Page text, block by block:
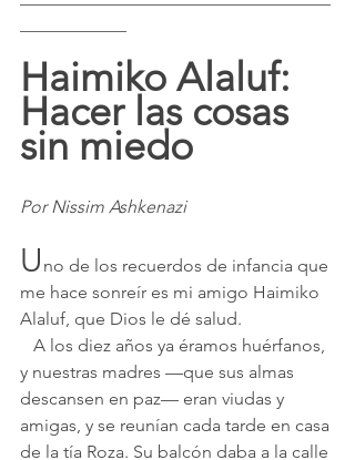
Haimiko Alaluf:
Hacer las cosas
sin miedo
Por Nissim Ashkenazi
U no de los recuerdos de infancia que
me hace sonreír es mi amigo Haimiko
Alaluf, que Dios le dé salud.
y nuestras madres —que sus almas
descansen en paz— eran viudas y
amigas, y se reunían cada tarde en casa
de la tía Roza. Su balcón daba a la calle